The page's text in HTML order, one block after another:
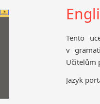
Tento
v
Učitelům
Jazyk